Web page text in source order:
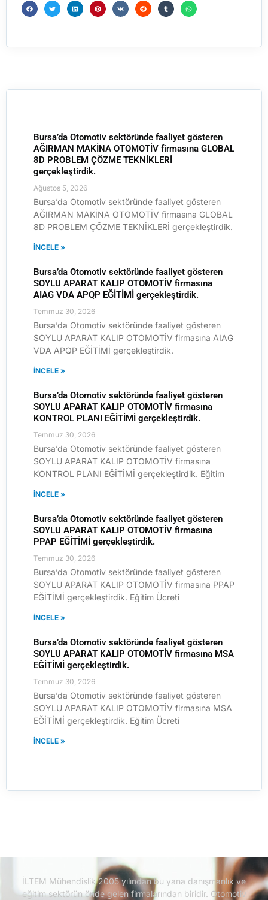
Bursa’da Otomotiv sektöründe faaliyet gösteren
AĞIRMAN MAKİNA OTOMOTİV firmasına GLOBAL
8D PROBLEM ÇÖZME TEKNİKLERİ
gerçekleştirdik.
Ağustos 5, 2026
Bursa’da Otomotiv sektöründe faaliyet gösteren
AĞIRMAN MAKİNA OTOMOTİV firmasına GLOBAL
8D PROBLEM ÇÖZME TEKNİKLERİ gerçekleştirdik.
İNCELE »
Bursa’da Otomotiv sektöründe faaliyet gösteren
SOYLU APARAT KALIP OTOMOTİV firmasına
AIAG VDA APQP EĞİTİMİ gerçekleştirdik.
Temmuz 30, 2026
Bursa’da Otomotiv sektöründe faaliyet gösteren
SOYLU APARAT KALIP OTOMOTİV firmasına AIAG
VDA APQP EĞİTİMİ gerçekleştirdik.
İNCELE »
Bursa’da Otomotiv sektöründe faaliyet gösteren
SOYLU APARAT KALIP OTOMOTİV firmasına
KONTROL PLANI EĞİTİMİ gerçekleştirdik.
Temmuz 30, 2026
Bursa’da Otomotiv sektöründe faaliyet gösteren
SOYLU APARAT KALIP OTOMOTİV firmasına
KONTROL PLANI EĞİTİMİ gerçekleştirdik. Eğitim
İNCELE »
Bursa’da Otomotiv sektöründe faaliyet gösteren
SOYLU APARAT KALIP OTOMOTİV firmasına
PPAP EĞİTİMİ gerçekleştirdik.
Temmuz 30, 2026
Bursa’da Otomotiv sektöründe faaliyet gösteren
SOYLU APARAT KALIP OTOMOTİV firmasına PPAP
EĞİTİMİ gerçekleştirdik. Eğitim Ücreti
İNCELE »
Bursa’da Otomotiv sektöründe faaliyet gösteren
SOYLU APARAT KALIP OTOMOTİV firmasına MSA
EĞİTİMİ gerçekleştirdik.
Temmuz 30, 2026
Bursa’da Otomotiv sektöründe faaliyet gösteren
SOYLU APARAT KALIP OTOMOTİV firmasına MSA
EĞİTİMİ gerçekleştirdik. Eğitim Ücreti
İNCELE »
İLTEM Mühendislik 2005 yılından bu yana danışmanlık ve
eğitim sektörün önde gelen firmalarından biridir. Otomotiv